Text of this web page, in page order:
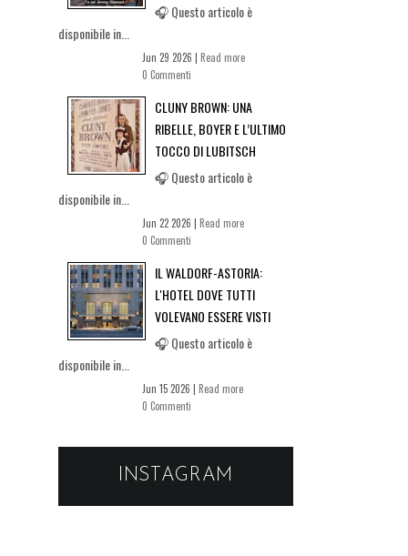
🎧 Questo articolo è
disponibile in...
Jun 29 2026 | Read more
0 Commenti
CLUNY BROWN: UNA
RIBELLE, BOYER E L’ULTIMO
TOCCO DI LUBITSCH
🎧 Questo articolo è
disponibile in...
Jun 22 2026 | Read more
0 Commenti
IL WALDORF-ASTORIA:
L'HOTEL DOVE TUTTI
VOLEVANO ESSERE VISTI
🎧 Questo articolo è
disponibile in...
Jun 15 2026 | Read more
0 Commenti
INSTAGRAM